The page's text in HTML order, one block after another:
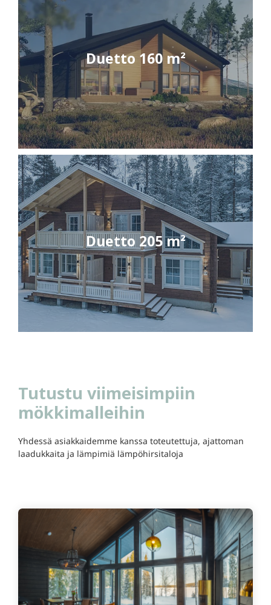
Duetto 160 m²
Duetto 205 m²
Tutustu viimeisimpiin
mökkimalleihin
Yhdessä asiakkaidemme kanssa toteutettuja, ajattoman
laadukkaita ja lämpimiä lämpöhirsitaloja